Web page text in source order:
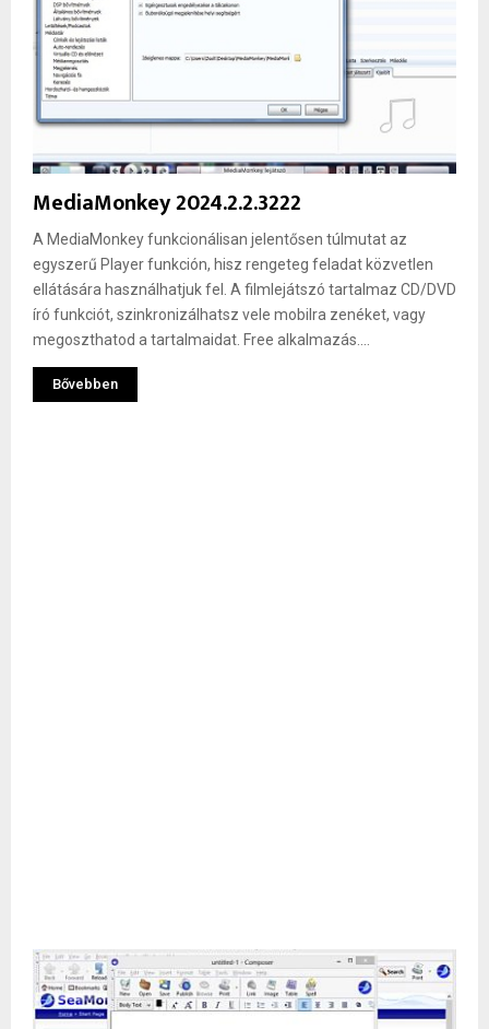
MediaMonkey 2024.2.2.3222
A MediaMonkey funkcionálisan jelentősen túlmutat az
egyszerű Player funkción, hisz rengeteg feladat közvetlen
ellátására használhatjuk fel. A filmlejátszó tartalmaz CD/DVD
író funkciót, szinkronizálhatsz vele mobilra zenéket, vagy
megoszthatod a tartalmaidat. Free alkalmazás....
Bővebben